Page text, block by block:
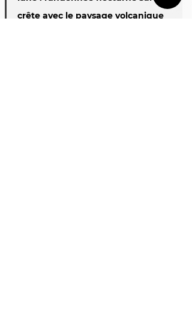
crête avec le paysage volcanique